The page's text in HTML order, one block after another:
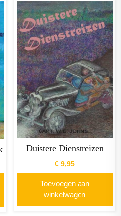
Duistere Dienstreizen
€ 9,95
Toevoegen aan
winkelwagen